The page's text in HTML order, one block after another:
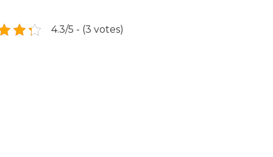
4.3/5 - (3 votes)